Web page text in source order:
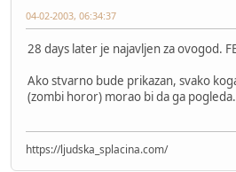
04-02-2003, 06:34:37
28 days later je najavljen za ovogod.
Ako stvarno bude prikazan, svako
(zombi horor) morao bi da ga pogleda.
https://ljudska_splacina.com/